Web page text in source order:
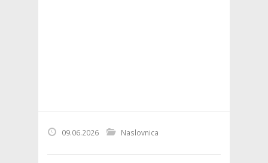
09.06.2026 Naslovnica